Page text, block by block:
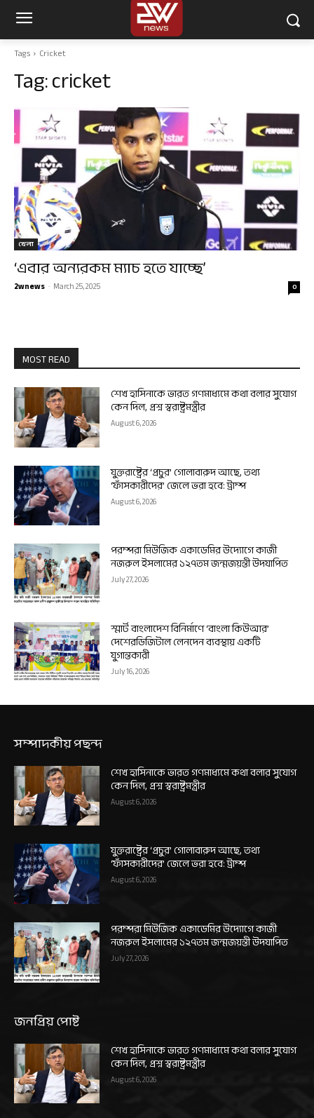
Tags Cricket
Tag:cricket
খেলা
‘এবার অন্যরকম ম্যাচ হতে যাচ্ছে’
2wnews - March 25, 2025 0
MOST READ
শেখ হাসিনাকে ভারত গণমাধ্যমে কথা বলার সুযোগ
কেন দিল, প্রশ্ন স্বরাষ্ট্রমন্ত্রীর
August 6, 2026
যুক্তরাষ্ট্রের ‘প্রচুর’ গোলাবারুদ আছে, তথ্য
‘ফাঁসকারীদের’ জেলে ভরা হবে: ট্রাম্প
August 6, 2026
পরম্পরা মিউজিক একাডেমির উদ্যোগে কাজী
নজরুল ইসলামের ১২৭তম জন্মজয়ন্তী উদযাপিত
July 27, 2026
স্মার্ট বাংলাদেশ বিনির্মাণে ‘বাংলা কিউআর’
দেশেরডিজিটাল লেনদেন ব্যবস্থায় একটি
যুগান্তকারী
July 16, 2026
সম্পাদকীয় পছন্দ
শেখ হাসিনাকে ভারত গণমাধ্যমে কথা বলার সুযোগ
কেন দিল, প্রশ্ন স্বরাষ্ট্রমন্ত্রীর
August 6, 2026
যুক্তরাষ্ট্রের ‘প্রচুর’ গোলাবারুদ আছে, তথ্য
‘ফাঁসকারীদের’ জেলে ভরা হবে: ট্রাম্প
August 6, 2026
পরম্পরা মিউজিক একাডেমির উদ্যোগে কাজী
নজরুল ইসলামের ১২৭তম জন্মজয়ন্তী উদযাপিত
July 27, 2026
জনপ্রিয় পোষ্ট
শেখ হাসিনাকে ভারত গণমাধ্যমে কথা বলার সুযোগ
কেন দিল, প্রশ্ন স্বরাষ্ট্রমন্ত্রীর
August 6, 2026